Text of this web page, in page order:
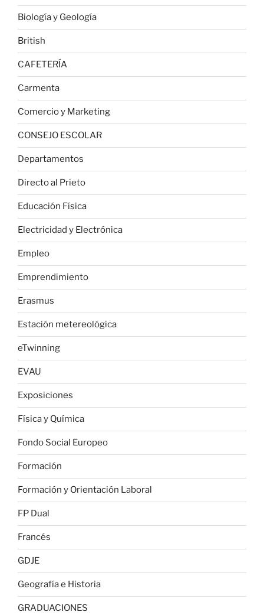
Biología y Geología
British
CAFETERÍA
Carmenta
Comercio y Marketing
CONSEJO ESCOLAR
Departamentos
Directo al Prieto
Educación Física
Electricidad y Electrónica
Empleo
Emprendimiento
Erasmus
Estación metereológica
eTwinning
EVAU
Exposiciones
Física y Química
Fondo Social Europeo
Formación
Formación y Orientación Laboral
FP Dual
Francés
GDJE
Geografía e Historia
GRADUACIONES